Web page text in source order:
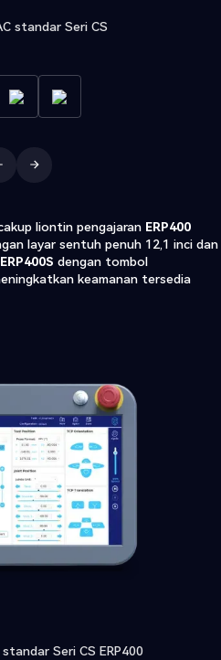
standar Seri CS
liontin pengajaran ERP400
layar sentuh penuh 12,1 inci dan
ERP400S dengan tombol
keamanan tersedia
Seri CS ERP400